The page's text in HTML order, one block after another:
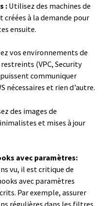
: Utilisez des machines de
à la demande pour
ensuite.
vos environnements de
(VPC, Security
communiquer
nécessaires et rien d’autre.
des images de
et mises à jour
avec paramètres:
vu, il est critique de
avec paramètres
Par exemple, assurer
régulières dans les filtres